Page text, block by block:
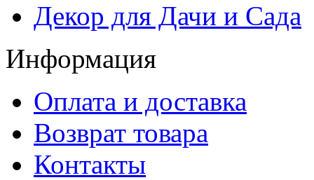
Декор для Дачи и Сада
Информация
Оплата и доставка
Возврат товара
Контакты